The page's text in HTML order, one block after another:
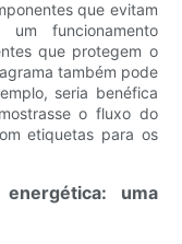
que evitam
funcionamento
que protegem o
também pode
seria benéfica
o fluxo do
etiquetas para os
uma